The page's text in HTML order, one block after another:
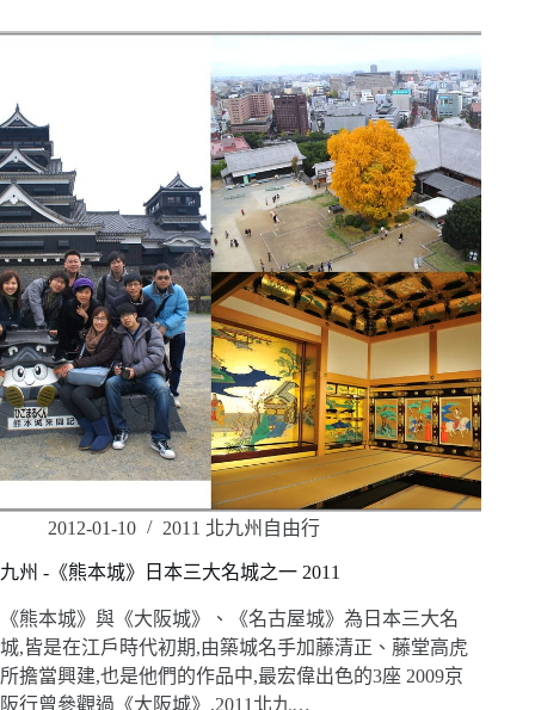
2012-01-10 2011 北九州自由行
九州 -《熊本城》日本三大名城之一 2011
《熊本城》與《大阪城》、《名古屋城》為日本三大名
城,皆是在江戶時代初期,由築城名手加藤清正、藤堂高虎
所擔當興建,也是他們的作品中,最宏偉出色的3座 2009京
阪行曾參觀過《大阪城》,2011北九…